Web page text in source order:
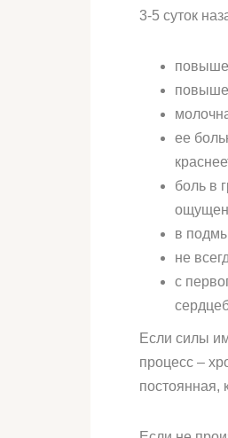
3-5 суток
ее
боль в
в
не
с
Если силы
процесс –